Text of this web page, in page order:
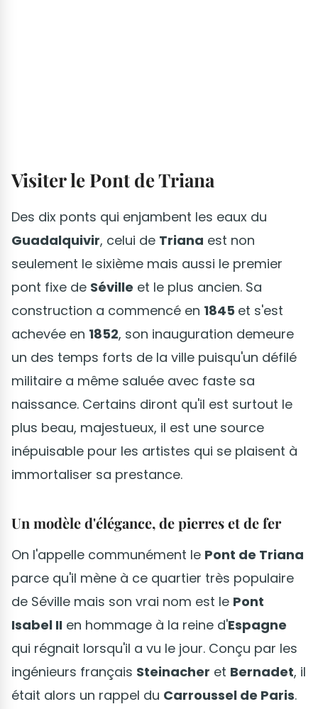
Visiter le Pont de Triana
Des dix ponts qui enjambent les eaux du
Guadalquivir, celui de Triana est non
seulement le sixième mais aussi le premier
pont fixe de Séville et le plus ancien. Sa
construction a commencé en 1845 et s'est
achevée en 1852, son inauguration demeure
un des temps forts de la ville puisqu'un défilé
militaire a même saluée avec faste sa
naissance. Certains diront qu'il est surtout le
plus beau, majestueux, il est une source
inépuisable pour les artistes qui se plaisent à
immortaliser sa prestance.
Un modèle d'élégance, de pierres et de fer
On l'appelle communément le Pont de Triana
parce qu'il mène à ce quartier très populaire
de Séville mais son vrai nom est le Pont
Isabel II en hommage à la reine d'Espagne
qui régnait lorsqu'il a vu le jour. Conçu par les
ingénieurs français Steinacher et Bernadet, il
était alors un rappel du Carroussel de Paris.